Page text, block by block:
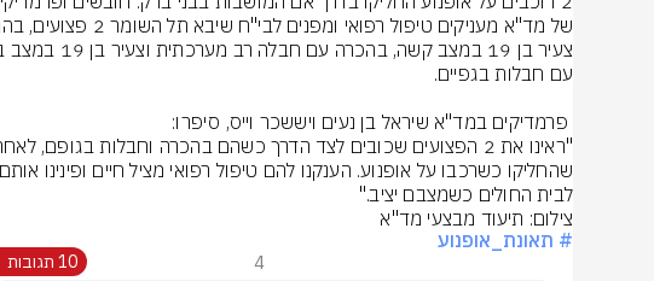
לבית החולים כשמצבם יציב."
צילום: תיעוד מבצעי מד"א
# תאונת_אופנוע
4 10 תגובות